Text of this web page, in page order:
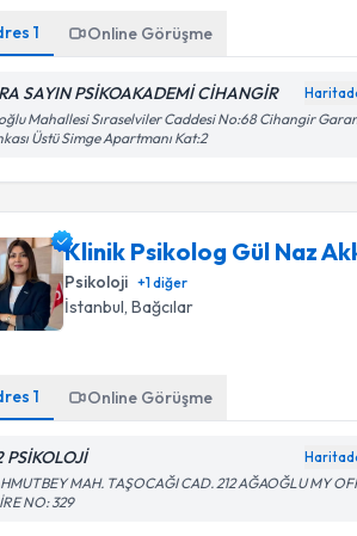
1 Online Görüşme
SAYIN PSİKOAKADEMİ CİHANGİR
Mahallesi Sıraselviler Caddesi No:68 Cihangir
Üstü Simge Apartmanı Kat:2
Klinik Psikolog Gül Naz
Psikoloji +1diğer
İstanbul, Bağcılar
1 Online Görüşme
PSİKOLOJİ
MAH. TAŞOCAĞI CAD. 212 AĞAOĞLU MY
NO: 329